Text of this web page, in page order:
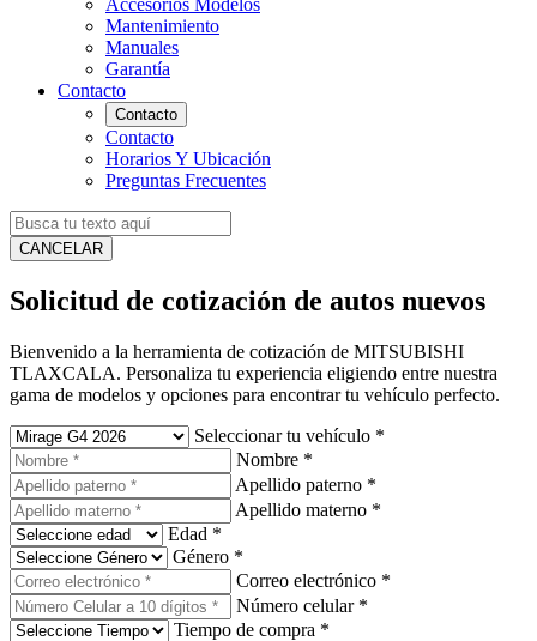
Accesorios Modelos
Mantenimiento
Manuales
Garantía
Contacto
Contacto
Contacto
Horarios Y Ubicación
Preguntas Frecuentes
CANCELAR
Solicitud de cotización de autos nuevos
Bienvenido a la herramienta de cotización de MITSUBISHI
TLAXCALA. Personaliza tu experiencia eligiendo entre nuestra
gama de modelos y opciones para encontrar tu vehículo perfecto.
Seleccionar tu vehículo *
Nombre *
Apellido paterno *
Apellido materno *
Edad *
Género *
Correo electrónico *
Número celular *
Tiempo de compra *